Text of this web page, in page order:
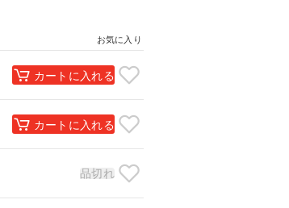
お気に入り
カートに入れる
カートに入れる
品切れ